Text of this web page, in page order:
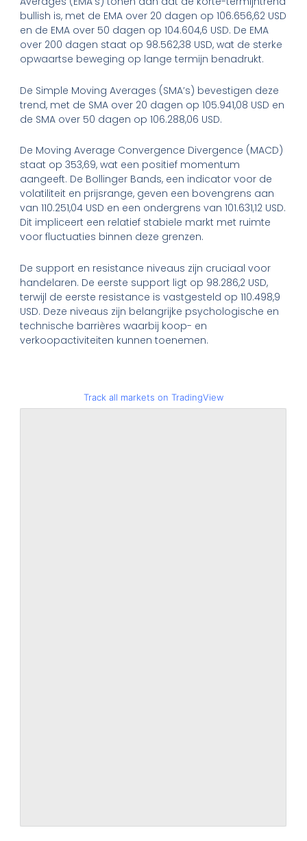
bullish is, met de EMA over 20 dagen op 106.656,62 USD
en de EMA over 50 dagen op 104.604,6 USD. De EMA
over 200 dagen staat op 98.562,38 USD, wat de sterke
opwaartse beweging op lange termijn benadrukt.
De Simple Moving Averages (SMA’s) bevestigen deze
trend, met de SMA over 20 dagen op 105.941,08 USD en
de SMA over 50 dagen op 106.288,06 USD.
De Moving Average Convergence Divergence (MACD)
staat op 353,69, wat een positief momentum
aangeeft. De Bollinger Bands, een indicator voor de
volatiliteit en prijsrange, geven een bovengrens aan
van 110.251,04 USD en een ondergrens van 101.631,12 USD.
Dit impliceert een relatief stabiele markt met ruimte
voor fluctuaties binnen deze grenzen.
De support en resistance niveaus zijn cruciaal voor
handelaren. De eerste support ligt op 98.286,2 USD,
terwijl de eerste resistance is vastgesteld op 110.498,9
USD. Deze niveaus zijn belangrijke psychologische en
technische barrières waarbij koop- en
verkoopactiviteiten kunnen toenemen.
Track all markets on TradingView